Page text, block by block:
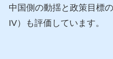
中国側の動揺と政策目標
IV）も評価しています。